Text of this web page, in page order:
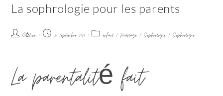
La sophrologie pour les parents
Céline 26 septembre 2024 enfant / Massage / Sophrologie / Sophrologie
La parentalité fait